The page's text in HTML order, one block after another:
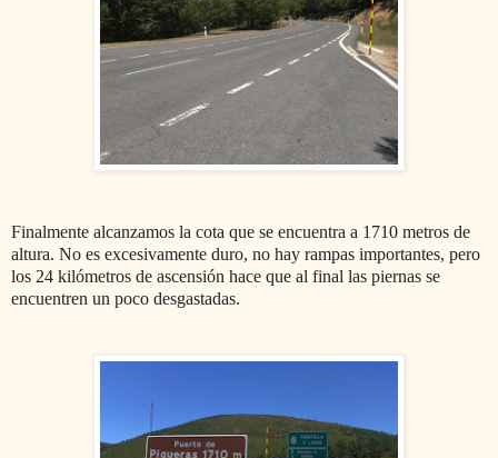
Finalmente alcanzamos la cota que se encuentra a 1710 metros de
altura. No es excesivamente duro, no hay rampas importantes, pero
los 24 kilómetros de ascensión hace que al final las piernas se
encuentren un poco desgastadas.